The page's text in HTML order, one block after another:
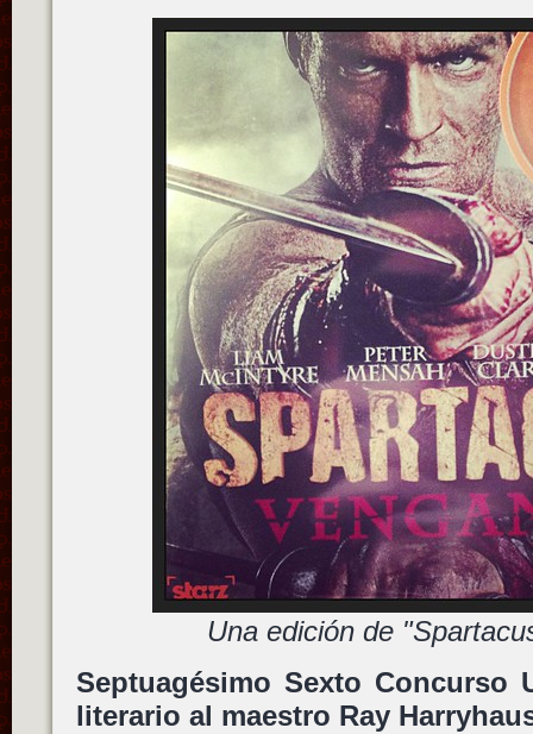
Una edición de
Septuagésimo Sexto Concurso
literario al maestro Ray